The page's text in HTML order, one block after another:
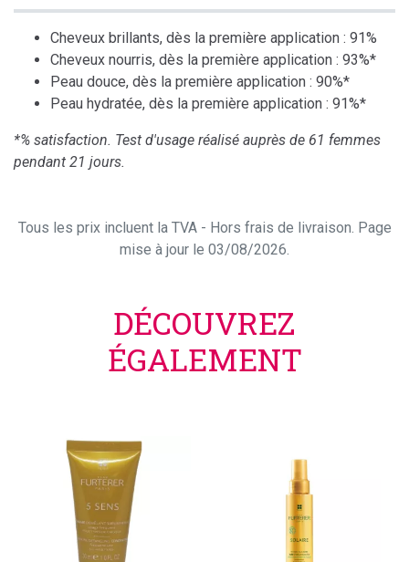
Cheveux brillants, dès la première application : 91%
Cheveux nourris, dès la première application : 93%*
Peau douce, dès la première application : 90%*
Peau hydratée, dès la première application : 91%*
*% satisfaction. Test d'usage réalisé auprès de 61 femmes
pendant 21 jours.
Tous les prix incluent la TVA - Hors frais de livraison. Page
mise à jour le 03/08/2026.
DÉCOUVREZ
ÉGALEMENT